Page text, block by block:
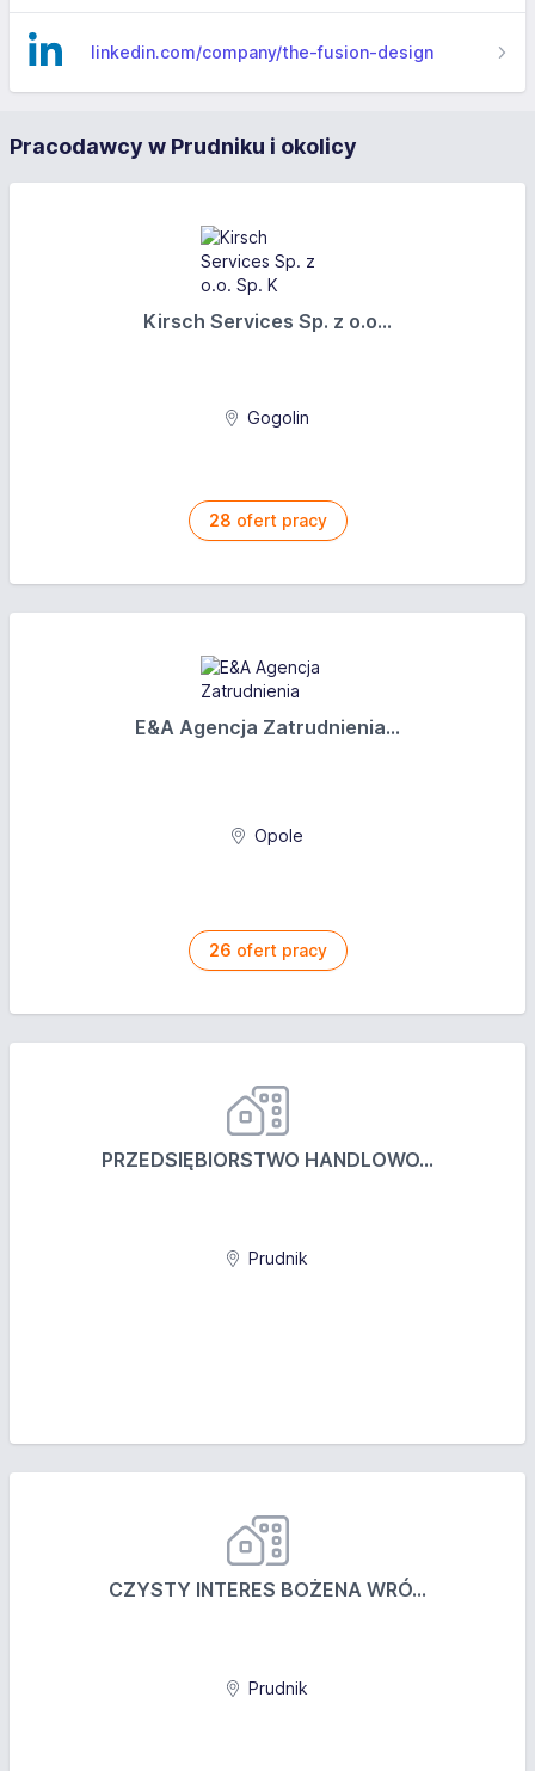
linkedin.com/company/the-fusion-design
Pracodawcy w Prudniku i okolicy
Kirsch Services Sp. z o.o...
Gogolin
28 ofert pracy
E&A Agencja Zatrudnienia...
Opole
26 ofert pracy
PRZEDSIĘBIORSTWO HANDLOWO...
Prudnik
CZYSTY INTERES BOŻENA WRÓ...
Prudnik